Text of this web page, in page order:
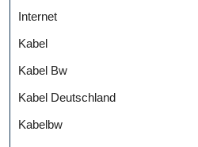
Internet
Kabel
Kabel Bw
Kabel Deutschland
Kabelbw